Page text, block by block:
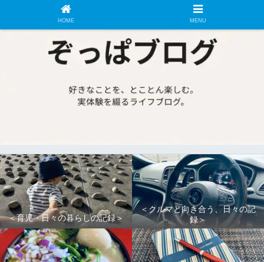
＜育児・日々の暮らしの記録＞
＜クルマと向き合う、日々の記
録＞
HOME MENU